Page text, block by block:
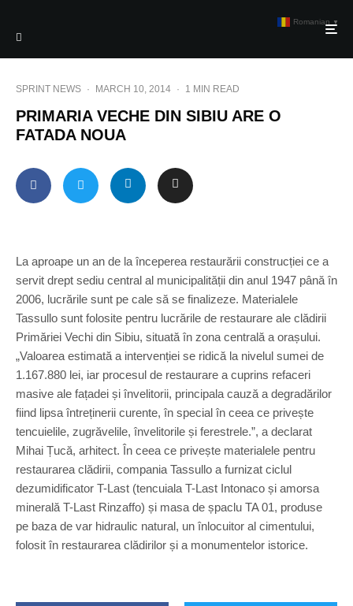
SPRINT NEWS · MARCH 10, 2014 · 1 MIN READ
PRIMARIA VECHE DIN SIBIU ARE O
FATADA NOUA
La aproape un an de la începerea restaurării construcției ce a
servit drept sediu central al municipalității din anul 1947 până în
2006, lucrările sunt pe cale să se finalizeze. Materialele
Tassullo sunt folosite pentru lucrările de restaurare ale clădirii
Primăriei Vechi din Sibiu, situată în zona centrală a orașului.
„Valoarea estimată a intervenției se ridică la nivelul sumei de
1.167.880 lei, iar procesul de restaurare a cuprins refaceri
masive ale fațadei și învelitorii, principala cauză a degradărilor
fiind lipsa întreținerii curente, în special în ceea ce privește
tencuielile, zugrăvelile, învelitorile și ferestrele.”, a declarat
Mihai Țucă, arhitect. În ceea ce privește materialele pentru
restaurarea clădirii, compania Tassullo a furnizat ciclul
dezumidificator T-Last (tencuiala T-Last Intonaco și amorsa
minerală T-Last Rinzaffo) și masa de șpaclu TA 01, produse
pe baza de var hidraulic natural, un înlocuitor al cimentului,
folosit în restaurarea clădirilor și a monumentelor istorice.
Romanian ▼